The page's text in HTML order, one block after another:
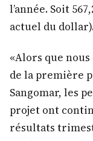
l’année. Soit
actuel du
«Alors que
de la première
Sangomar, les
projet ont
résultats